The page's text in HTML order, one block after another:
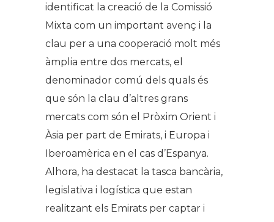
identificat la creació de la Comissió
Mixta com un important avenç i la
clau per a una cooperació molt més
àmplia entre dos mercats, el
denominador comú dels quals és
que són la clau d’altres grans
mercats com són el Pròxim Orient i
Àsia per part de Emirats, i Europa i
Iberoamèrica en el cas d’Espanya.
Alhora, ha destacat la tasca bancària,
legislativa i logística que estan
realitzant els Emirats per captar i